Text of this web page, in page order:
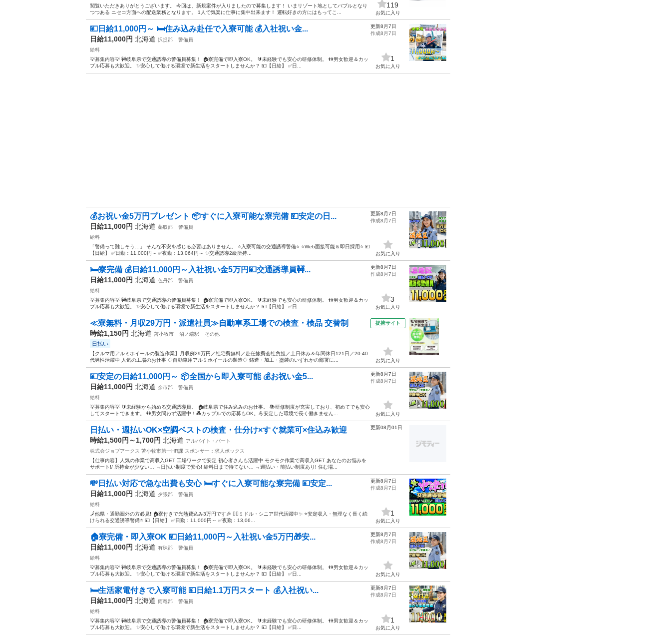
閲覧いただきありがとうございます。 今回は、新規案件が入りましたので募集します！ いまリゾート地としてバブルとなり
つつある ニセコ方面への配送業務となります。 1人で気楽に仕事に集中出来ます！ 運転好きの方にはもってこ...
119
お気に入り
💴日給11,000円～ 🛏️住み込み赴任で入寮可能 💰入社祝い金...
日給11,000円 北海道 択捉郡
警備員
給料
💡募集内容💡 🚧岐阜県で交通誘導の警備員募集！ 🏠寮完備で即入寮OK。 🔰未経験でも安心の研修体制。 👫男女歓迎＆カッ
プル応募も大歓迎。 ✨安心して働ける環境で新生活をスタートしませんか？ 💴【日給】 ✅日...
更新8月7日
作成8月7日
1
お気に入り
💰お祝い金5万円プレゼント 📦すぐに入寮可能な寮完備 💴安定の日...
日給11,000円 北海道 蘂取郡
警備員
給料
「警備って難しそう…」 そんな不安を感じる必要はありません。 ⭐入寮可能の交通誘導警備⭐ ⭐Web面接可能＆即日採用⭐ 💴
【日給】 ✅日勤：11,000円～ ✅夜勤：13,064円～ ✨交通誘導2級所持...
更新8月7日
作成8月7日
お気に入り
🛏️寮完備 💰日給11,000円～入社祝い金5万円💴交通誘導員🚧...
日給11,000円 北海道 色丹郡
警備員
給料
💡募集内容💡 🚧岐阜県で交通誘導の警備員募集！ 🏠寮完備で即入寮OK。 🔰未経験でも安心の研修体制。 👫男女歓迎＆カッ
プル応募も大歓迎。 ✨安心して働ける環境で新生活をスタートしませんか？ 💴【日給】 ✅日...
更新8月7日
作成8月7日
3
お気に入り
≪寮無料・月収29万円・派遣社員≫自動車系工場での検査・検品 交替制
時給1,150円 北海道 苫小牧市 沼ノ端駅 その他
日払い
【クルマ用アルミホイールの製造作業】月収例29万円／社宅費無料／赴任旅費会社負担／土日休み＆年間休日121日／20-40
代男性活躍中 人気の工場のお仕事 ◇自動車用アルミホイールの製造◇ 鋳造・加工・塗装のいずれかの部署に...
提携サイト
お気に入り
💴安定の日給11,000円～ 📦全国から即入寮可能 💰お祝い金5...
日給11,000円 北海道 余市郡
警備員
給料
💡募集内容💡 🔰未経験から始める交通誘導員。 🏠岐阜県で住み込みのお仕事。 📚研修制度が充実しており、初めてでも安心
してスタートできます。 👫男女問わず活躍中！💑カップルでの応募もOK。💪安定した環境で長く働きません...
更新8月7日
作成8月7日
お気に入り
日払い・週払いOK×空調ベストの検査・仕分け×すぐ就業可×住込み歓迎
時給1,500円～1,700円 北海道 アルバイト・パート
株式会ジョブアークス 苫小牧市第一HR課 スポンサー：求人ボックス
【仕事内容】人気の作業で高収入GET 工場ワークで安定 初心者さんも活躍中 モクモク作業で高収入GET あなたのお悩みを
サポート!/ 所持金が少ない… →日払い制度で安心! 給料日まで待てない… →週払い・前払い制度あり! 住む場...
更新08月01日
💸日払い対応で急な出費も安心 🛏️すぐに入寮可能な寮完備 💴安定...
日給11,000円 北海道 夕張郡
警備員
給料
🗾他県・通勤圏外の方必見❗ 🏠寮付きで光熱費込み3万円です🎉 👮‍♂️ミドル・シニア世代活躍中✨ ⭐安定収入・無理なく長く続
けられる交通誘導警備⭐ 💴【日給】 ✅日勤：11,000円～ ✅夜勤：13,06...
更新8月7日
作成8月7日
1
お気に入り
🏠寮完備・即入寮OK 💴日給11,000円～入社祝い金5万円🎁安...
日給11,000円 北海道 有珠郡
警備員
給料
💡募集内容💡 🚧岐阜県で交通誘導の警備員募集！ 🏠寮完備で即入寮OK。 🔰未経験でも安心の研修体制。 👫男女歓迎＆カッ
プル応募も大歓迎。 ✨安心して働ける環境で新生活をスタートしませんか？ 💴【日給】 ✅日...
更新8月7日
作成8月7日
お気に入り
🛏️生活家電付きで入寮可能 💴日給1.1万円スタート 💰入社祝い...
日給11,000円 北海道 雨竜郡
警備員
給料
💡募集内容💡 🚧岐阜県で交通誘導の警備員募集！ 🏠寮完備で即入寮OK。 🔰未経験でも安心の研修体制。 👫男女歓迎＆カッ
プル応募も大歓迎。 ✨安心して働ける環境で新生活をスタートしませんか？ 💴【日給】 ✅日...
更新8月7日
作成8月7日
1
お気に入り